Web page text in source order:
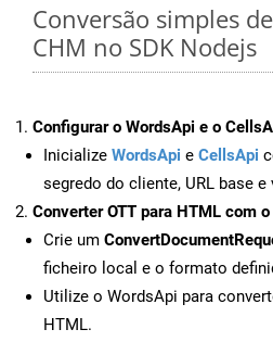
Conversão simples
CHM no SDK Nodejs
Configurar o WordsApi e o
Inicialize WordsApi e CellsApi
segredo do cliente, URL base e
Converter OTT para HTML com
Crie um
ficheiro local e o formato
Utilize o WordsApi para
HTML.